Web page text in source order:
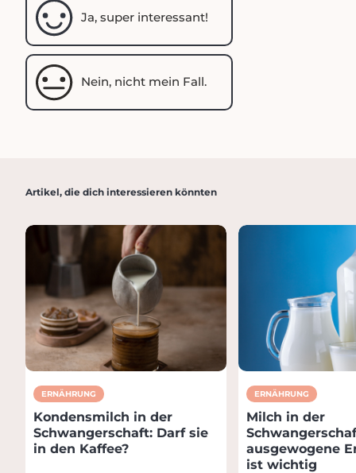
Ja, super interessant!
Nein, nicht mein Fall.
Artikel, die dich interessieren könnten
ERNÄHRUNG
Kondensmilch in der
Schwangerschaft: Darf sie
in den Kaffee?
ERNÄHRUNG
Milch in der
ausgewogene
ist wichtig